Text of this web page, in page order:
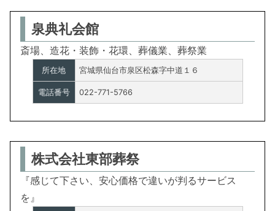
泉典礼会館
斎場、造花・装飾・花環、葬儀業、葬祭業
所在地 宮城県仙台市泉区松森字中道１６
電話番号 022-771-5766
株式会社東部葬祭
『感じて下さい、安心価格で違いが判るサービス
を』